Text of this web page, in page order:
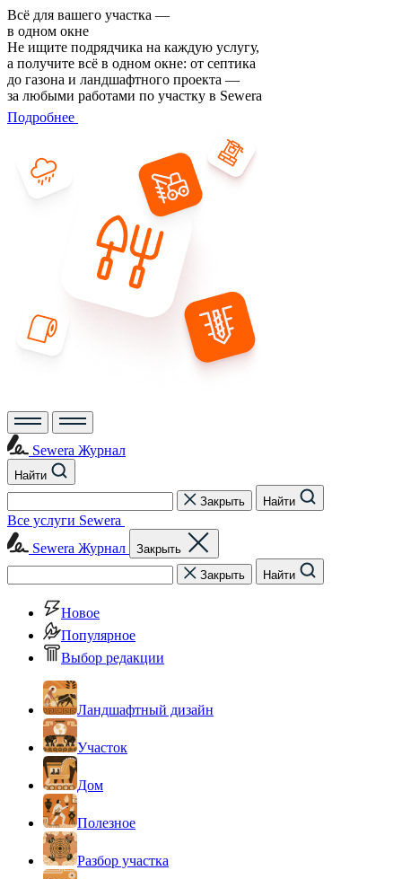
Всё для вашего участка —
в одном окне
Не ищите подрядчика на каждую услугу,
а получите всё в одном окне: от септика
до газона и ландшафтного проекта —
за любыми работами по участку в Sewera
Подробнее
Sewera Журнал
Найти
Закрыть
Найти
Все услуги Sewera
Sewera Журнал
Закрыть
Закрыть
Найти
Новое
Популярное
Выбор редакции
Ландшафтный дизайн
Участок
Дом
Полезное
Разбор участка